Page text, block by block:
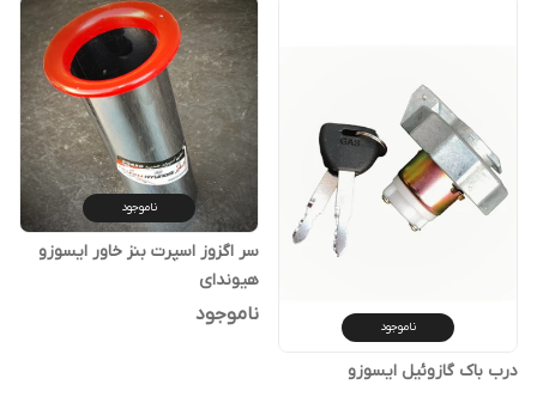
ناموجود
درب باک گازوئیل ایسوزو
ناموجود
سر اگزوز اسپرت بنز خاور ایسوزو
هیوندای
ناموجود